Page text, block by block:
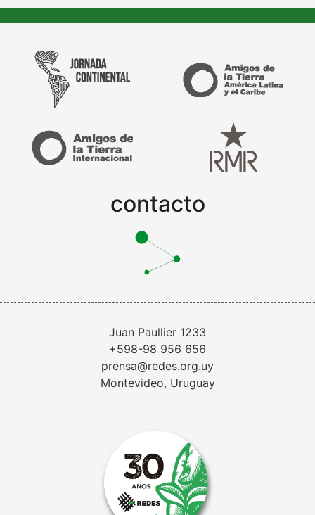
contacto
Juan Paullier 1233
+598-98 956 656
prensa@redes.org.uy
Montevideo, Uruguay